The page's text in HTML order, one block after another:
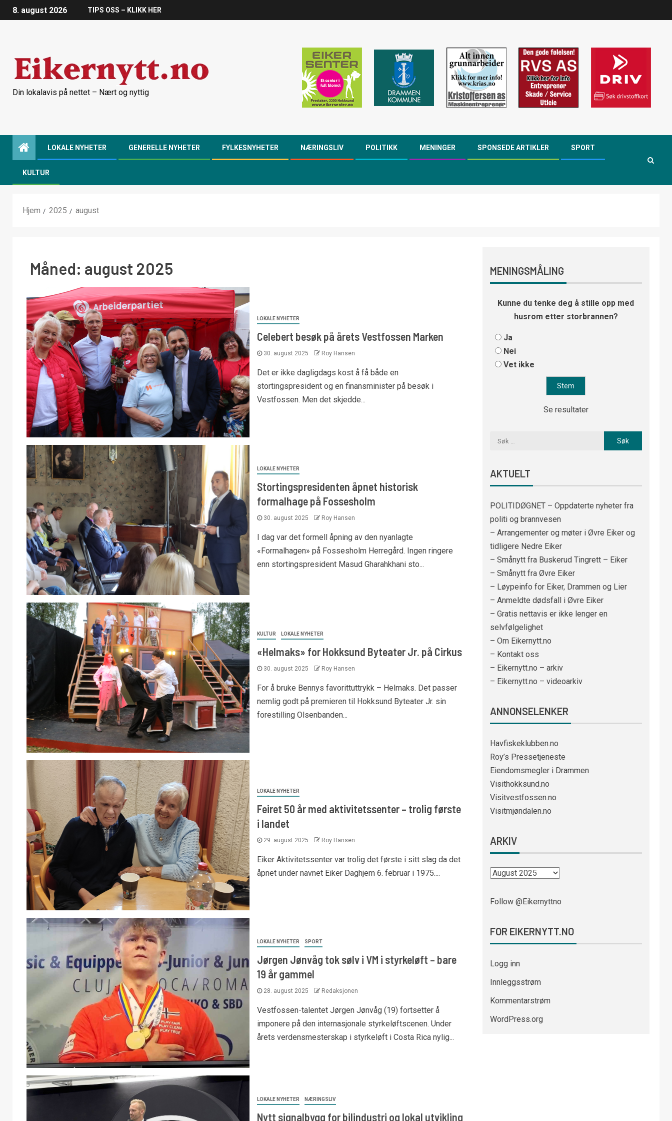
8. august 2026 TIPS OSS – KLIKK HER
Din lokalavis på nettet – Nært og nyttig
LOKALE NYHETER GENERELLE NYHETER FYLKESNYHETER NÆRINGSLIV POLITIKK MENINGER SPONSEDE ARTIKLER SPORT
KULTUR
Hjem 2025 august
Måned: august 2025
LOKALE NYHETER
Celebert besøk på årets Vestfossen Marken
30. august 2025 Roy Hansen
Det er ikke dagligdags kost å få både en
stortingspresident og en finansminister på besøk i
Vestfossen. Men det skjedde...
LOKALE NYHETER
Stortingspresidenten åpnet historisk
formalhage på Fossesholm
30. august 2025 Roy Hansen
I dag var det formell åpning av den nyanlagte
«Formalhagen» på Fossesholm Herregård. Ingen ringere
enn stortingspresident Masud Gharahkhani sto...
KULTUR LOKALE NYHETER
«Helmaks» for Hokksund Byteater Jr. på Cirkus
30. august 2025 Roy Hansen
For å bruke Bennys favorittuttrykk – Helmaks. Det passer
nemlig godt på premieren til Hokksund Byteater Jr. sin
forestilling Olsenbanden...
LOKALE NYHETER
Feiret 50 år med aktivitetssenter – trolig første
i landet
29. august 2025 Roy Hansen
Eiker Aktivitetssenter var trolig det første i sitt slag da det
åpnet under navnet Eiker Daghjem 6. februar i 1975....
LOKALE NYHETER SPORT
Jørgen Jønvåg tok sølv i VM i styrkeløft – bare
19 år gammel
28. august 2025 Redaksjonen
Vestfossen-talentet Jørgen Jønvåg (19) fortsetter å
imponere på den internasjonale styrkeløftscenen. Under
årets verdensmesterskap i styrkeløft i Costa Rica nylig...
LOKALE NYHETER NÆRINGSLIV
Nytt signalbygg for bilindustri og lokal utvikling
MENINGSMÅLING
Kunne du tenke deg å stille opp med
husrom etter storbrannen?
Ja
Nei
Vet ikke
Se resultater
AKTUELT
POLITIDØGNET – Oppdaterte nyheter fra
politi og brannvesen
– Arrangementer og møter i Øvre Eiker og
tidligere Nedre Eiker
– Smånytt fra Buskerud Tingrett – Eiker
– Smånytt fra Øvre Eiker
– Løypeinfo for Eiker, Drammen og Lier
– Anmeldte dødsfall i Øvre Eiker
– Gratis nettavis er ikke lenger en
selvfølgelighet
– Om Eikernytt.no
– Kontakt oss
– Eikernytt.no – arkiv
– Eikernytt.no – videoarkiv
ANNONSELENKER
Havfiskeklubben.no
Roy’s Pressetjeneste
Eiendomsmegler i Drammen
Visithokksund.no
Visitvestfossen.no
Visitmjøndalen.no
ARKIV
Follow @Eikernyttno
FOR EIKERNYTT.NO
Logg inn
Innleggsstrøm
Kommentarstrøm
WordPress.org